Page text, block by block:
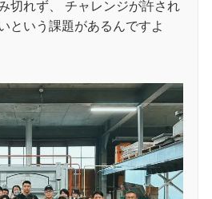
切れず、 チャレンジが許され
という課題があるんですよ